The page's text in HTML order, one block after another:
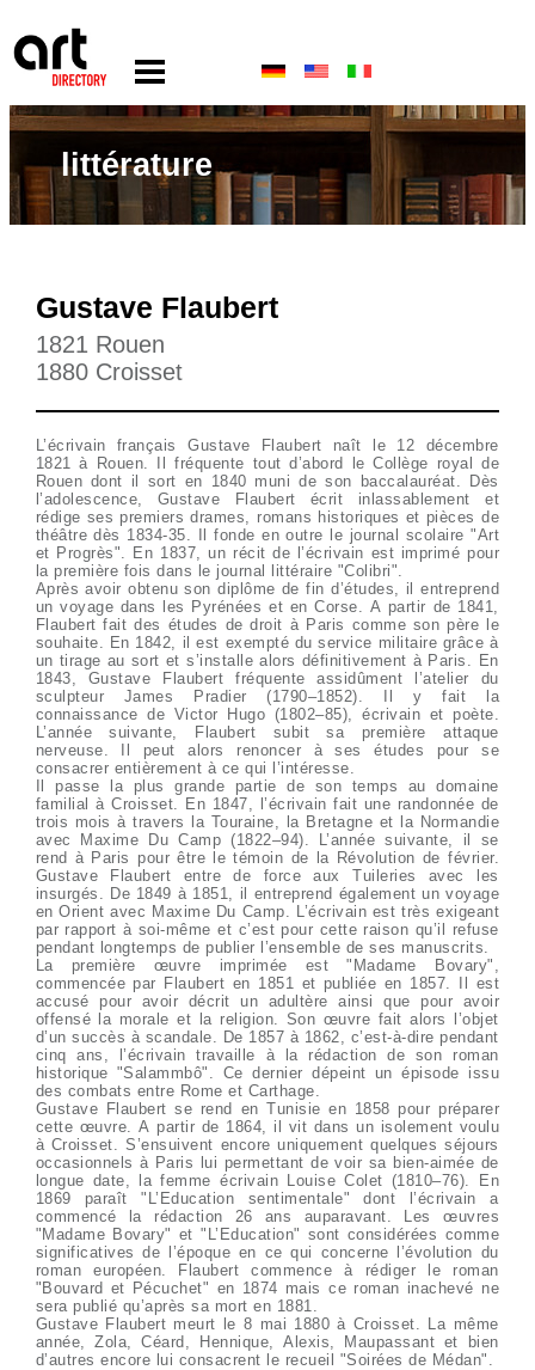
littérature
Gustave Flaubert
1821 Rouen
1880 Croisset
L’écrivain français Gustave Flaubert naît le 12 décembre
1821 à Rouen. Il fréquente tout d’abord le Collège royal de
Rouen dont il sort en 1840 muni de son baccalauréat. Dès
l’adolescence, Gustave Flaubert écrit inlassablement et
rédige ses premiers drames, romans historiques et pièces de
théâtre dès 1834-35. Il fonde en outre le journal scolaire "Art
et Progrès". En 1837, un récit de l’écrivain est imprimé pour
la première fois dans le journal littéraire "Colibri".
Après avoir obtenu son diplôme de fin d’études, il entreprend
un voyage dans les Pyrénées et en Corse. A partir de 1841,
Flaubert fait des études de droit à Paris comme son père le
souhaite. En 1842, il est exempté du service militaire grâce à
un tirage au sort et s’installe alors définitivement à Paris. En
1843, Gustave Flaubert fréquente assidûment l’atelier du
sculpteur James Pradier (1790–1852). Il y fait la
connaissance de Victor Hugo (1802–85), écrivain et poète.
L’année suivante, Flaubert subit sa première attaque
nerveuse. Il peut alors renoncer à ses études pour se
consacrer entièrement à ce qui l’intéresse.
Il passe la plus grande partie de son temps au domaine
familial à Croisset. En 1847, l’écrivain fait une randonnée de
trois mois à travers la Touraine, la Bretagne et la Normandie
avec Maxime Du Camp (1822–94). L’année suivante, il se
rend à Paris pour être le témoin de la Révolution de février.
Gustave Flaubert entre de force aux Tuileries avec les
insurgés. De 1849 à 1851, il entreprend également un voyage
en Orient avec Maxime Du Camp. L’écrivain est très exigeant
par rapport à soi-même et c’est pour cette raison qu’il refuse
pendant longtemps de publier l’ensemble de ses manuscrits.
La première œuvre imprimée est "Madame Bovary",
commencée par Flaubert en 1851 et publiée en 1857. Il est
accusé pour avoir décrit un adultère ainsi que pour avoir
offensé la morale et la religion. Son œuvre fait alors l’objet
d’un succès à scandale. De 1857 à 1862, c’est-à-dire pendant
cinq ans, l’écrivain travaille à la rédaction de son roman
historique "Salammbô". Ce dernier dépeint un épisode issu
des combats entre Rome et Carthage.
Gustave Flaubert se rend en Tunisie en 1858 pour préparer
cette œuvre. A partir de 1864, il vit dans un isolement voulu
à Croisset. S’ensuivent encore uniquement quelques séjours
occasionnels à Paris lui permettant de voir sa bien-aimée de
longue date, la femme écrivain Louise Colet (1810–76). En
1869 paraît "L’Education sentimentale" dont l’écrivain a
commencé la rédaction 26 ans auparavant. Les œuvres
"Madame Bovary" et "L’Education" sont considérées comme
significatives de l’époque en ce qui concerne l’évolution du
roman européen. Flaubert commence à rédiger le roman
"Bouvard et Pécuchet" en 1874 mais ce roman inachevé ne
sera publié qu’après sa mort en 1881.
Gustave Flaubert meurt le 8 mai 1880 à Croisset. La même
année, Zola, Céard, Hennique, Alexis, Maupassant et bien
d’autres encore lui consacrent le recueil "Soirées de Médan".